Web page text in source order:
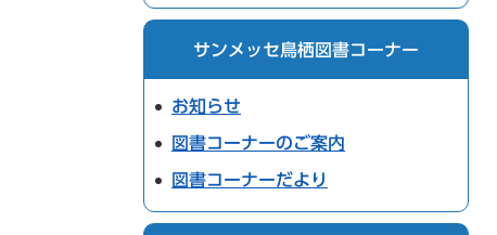
サンメッセ鳥栖図書コーナー
お知らせ
図書コーナーのご案内
図書コーナーだより